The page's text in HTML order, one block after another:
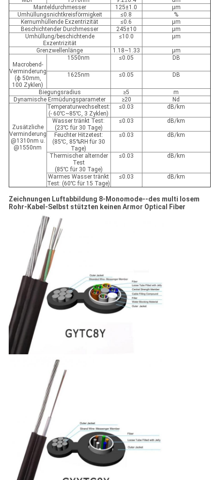
Manteldurchmesser
125±1.0
μm
Umhüllungsnichtkreisförmigkeit
≤0.8
%
Kernumhüllende Exzentrizität
≤0.6
μm
Beschichtender Durchmesser
245±10
μm
Umhüllung/beschichtende
Exzentrizität
≤10.0 μm
Grenzwellenlänge 1.18~1.33 μm
Macrobend-
Verminderung
(ф 50mm,
100 Zyklen)
1550nm ≤0.05 DB
1625nm ≤0.05 DB
Biegungsradius ≥5
m
Dynamische Ermüdungsparameter
≥20 Nd
Zusätzliche
Verminderung
@1310nm u.
@1550nm
Temperaturwechseltest:
(- 60℃~85℃, 3 Zyklen)
≤0.03 dB/km
Wasser tränkt Test:
(23℃ für 30 Tage)
≤0.03 dB/km
Feuchter Hitzetest:
(85℃, 85%RH für 30
Tage)
≤0.03 dB/km
Thermischer alternder
Test
(85℃ für 30 Tage)
≤0.03 dB/km
Warmes Wasser tränkt
Test: (60℃ für 15 Tage)
≤0.03 dB/km
Zeichnungen Luftabbildung 8-Monomode--des multi losem
Rohr-Kabel-Selbst stützten keinen Armor Optical Fiber